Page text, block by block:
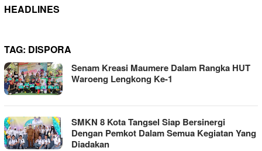
HEADLINES
TAG: DISPORA
Senam Kreasi Maumere Dalam Rangka HUT
Waroeng Lengkong Ke-1
SMKN 8 Kota Tangsel Siap Bersinergi
Dengan Pemkot Dalam Semua Kegiatan Yang
Diadakan